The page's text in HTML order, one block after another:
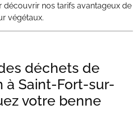
découvrir nos tarifs avantageux de
végétaux.
déchets de
à Saint-Fort-sur-
votre benne